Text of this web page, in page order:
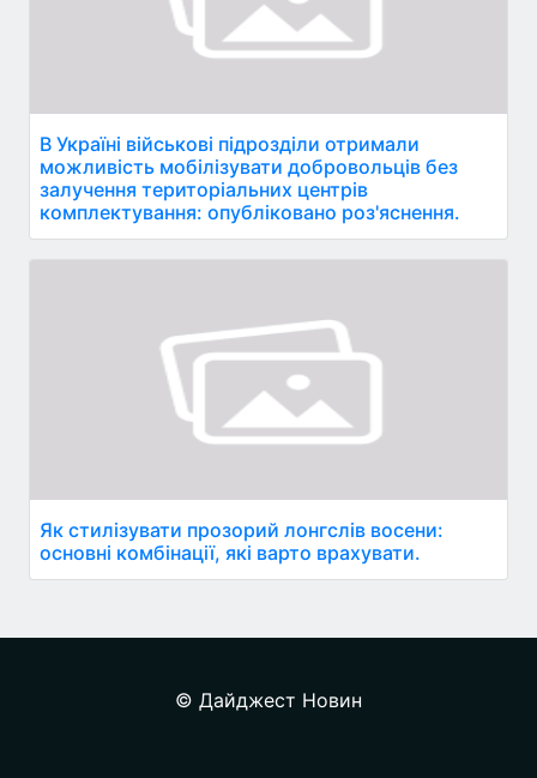
В Україні військові підрозділи отримали
можливість мобілізувати добровольців без
залучення територіальних центрів
комплектування: опубліковано роз'яснення.
Як стилізувати прозорий лонгслів восени:
основні комбінації, які варто врахувати.
© Дайджест Новин